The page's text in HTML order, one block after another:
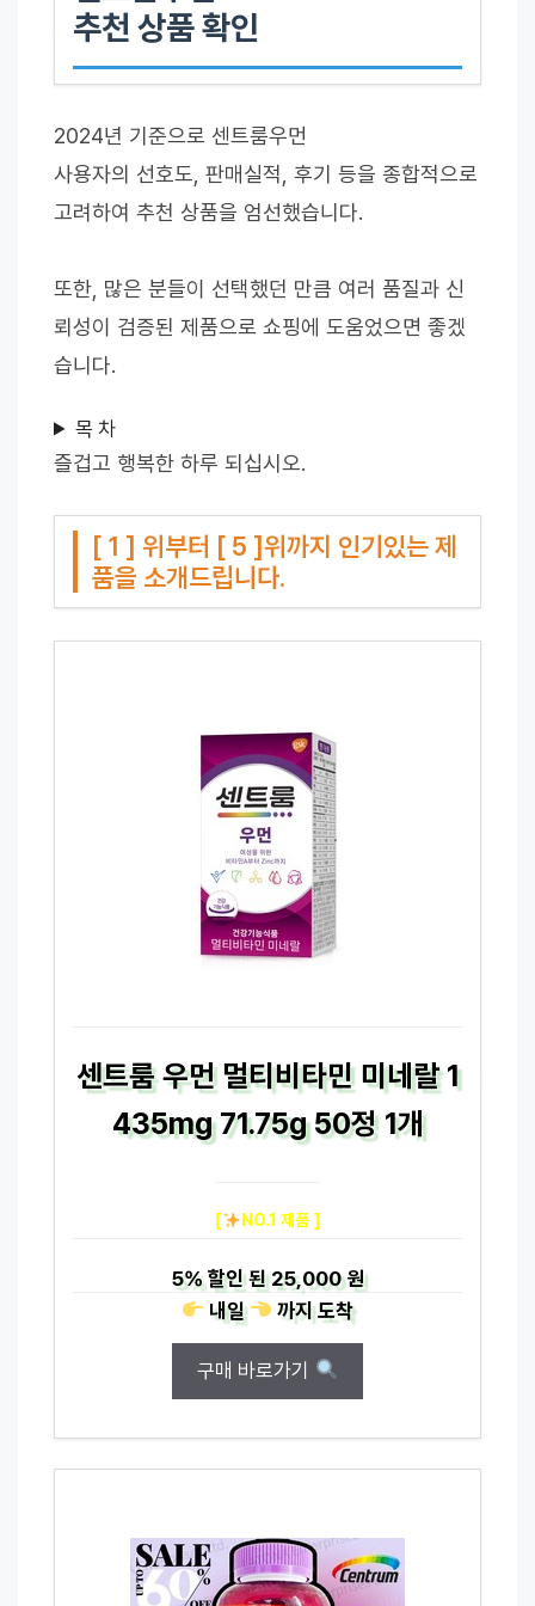
추천 상품 확인
2024년 기준으로 센트룸우먼
사용자의 선호도, 판매실적, 후기 등을 종합적으로
고려하여 추천 상품을 엄선했습니다.
또한, 많은 분들이 선택했던 만큼 여러 품질과 신
뢰성이 검증된 제품으로 쇼핑에 도움었으면 좋겠
습니다.
목 차
즐겁고 행복한 하루 되십시오.
[ 1 ] 위부터 [ 5 ]위까지 인기있는 제
품을 소개드립니다.
센트룸 우먼 멀티비타민 미네랄 1
435mg 71.75g 50정 1개
[ NO.1 제품 ]
5%할인 된25,000 원
내일
까지도착
구매 바로가기